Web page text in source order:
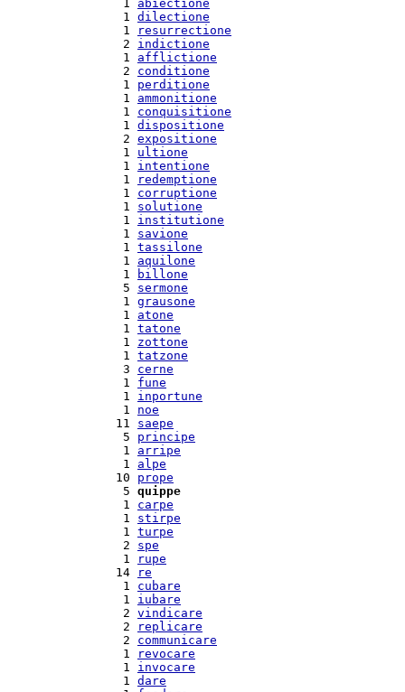
  1
abiectione
  1
dilectione
  1
resurrectione
  2
indictione
  1
afflictione
  2
conditione
  1
perditione
  1
ammonitione
  1
conquisitione
  1
dispositione
  2
expositione
  1
ultione
  1
intentione
  1
redemptione
  1
corruptione
  1
solutione
  1
institutione
  1
savione
  1
tassilone
  1
aquilone
  1
billone
  5
sermone
  1
grausone
  1
atone
  1
tatone
  1
zottone
  1
tatzone
  3
cerne
  1
fune
  1
inportune
  1
noe
11 saepe
  5
principe
  1
arripe
  1
alpe
10 prope
  5
quippe
  1
carpe
  1
stirpe
  1
turpe
  2
spe
  1
rupe
14
re
  1
cubare
  1
iubare
  2
vindicare
  2
replicare
  2
communicare
  1
revocare
  1
invocare
  1
dare